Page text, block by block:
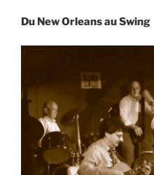
Du New Orleans au Swing